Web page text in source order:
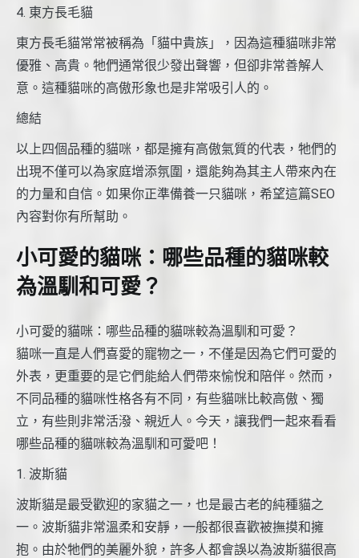
4. 東方長毛貓
東方長毛貓常常被稱為「貓中貴族」，因為這種貓咪非常
優雅、高貴。牠們通常很少發出聲響，但卻非常善解人
意。這種貓咪的高傲形象也是非常吸引人的。
總結
以上四個品種的貓咪，都是擁有高傲氣質的代表，牠們的
出現不僅可以為家庭增添氛圍，還能夠為其主人帶來內在
的力量和自信。如果你正準備養一只貓咪，希望這篇SEO
內容對你有所幫助。
小可愛的貓咪：哪些品種的貓咪較
為溫馴和可愛？
小可愛的貓咪：哪些品種的貓咪較為溫馴和可愛？
貓咪一直是人們喜愛的寵物之一，不僅是因為它們可愛的
外表，更重要的是它們能給人們帶來愉悅和陪伴。然而，
不同品種的貓咪性格各有不同，有些貓咪比較高傲、獨
立，有些則非常活潑、親近人。今天，讓我們一起來看看
哪些品種的貓咪較為溫馴和可愛吧！
1. 波斯貓
波斯貓是最受歡迎的家貓之一，也是最古老的純種貓之
一。波斯貓非常溫柔和安靜，一般都很喜歡被撫摸和擁
抱。由於牠們的美麗外貌，許多人都會誤以為波斯貓很高